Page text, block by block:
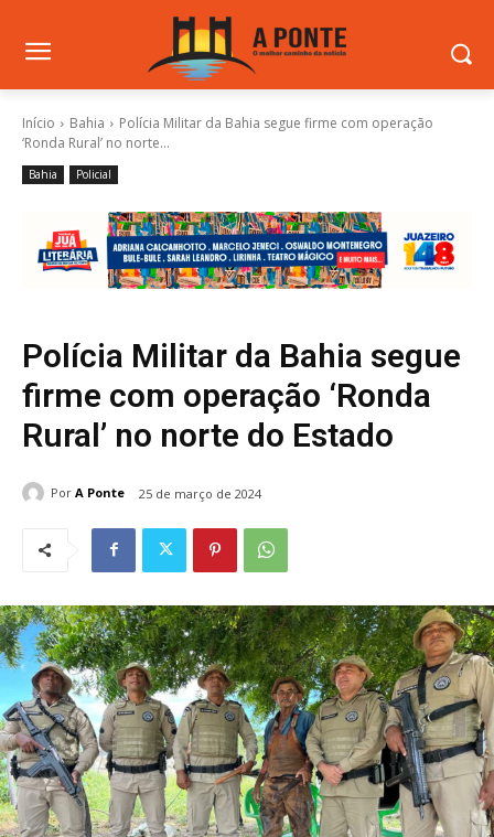
Início Bahia
Polícia Militar da Bahia segue firme com operação
‘Ronda Rural’ no norte...
Bahia Policial
Polícia Militar da Bahia segue
firme com operação ‘Ronda
Rural’ no norte do Estado
Por A Ponte 25 de março de 2024